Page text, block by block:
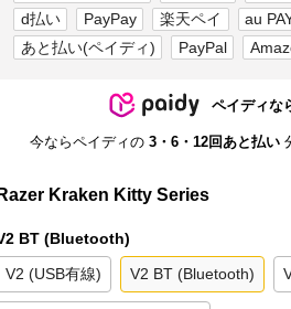
d払い
PayPay 楽天ペイ au
あと払い(ペイディ)
PayPal
ペイディな
今ならペイディの 3・6・12回あと払い
Razer Kraken Kitty Series
BT (Bluetooth)
V2 (USB有線) V2 BT (Bluetooth)